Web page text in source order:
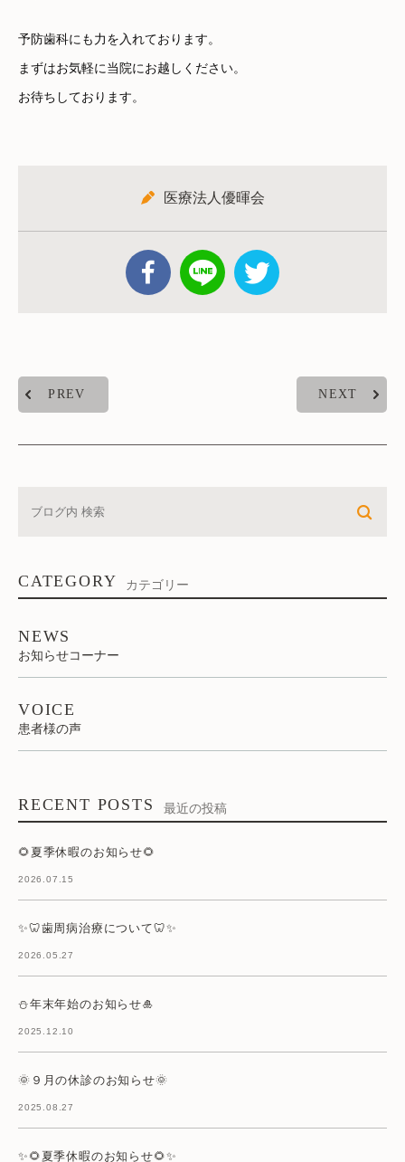
予防歯科にも力を入れております。
まずはお気軽に当院にお越しください。
お待ちしております。
医療法人優暉会
PREV NEXT
CATEGORY カテゴリー
NEWS
お知らせコーナー
VOICE
患者様の声
RECENT POSTS 最近の投稿
🌻夏季休暇のお知らせ🌻
2026.07.15
✨🦷歯周病治療について🦷✨
2026.05.27
⛄年末年始のお知らせ🎍
2025.12.10
🌞９月の休診のお知らせ🌞
2025.08.27
✨🌻夏季休暇のお知らせ🌻✨